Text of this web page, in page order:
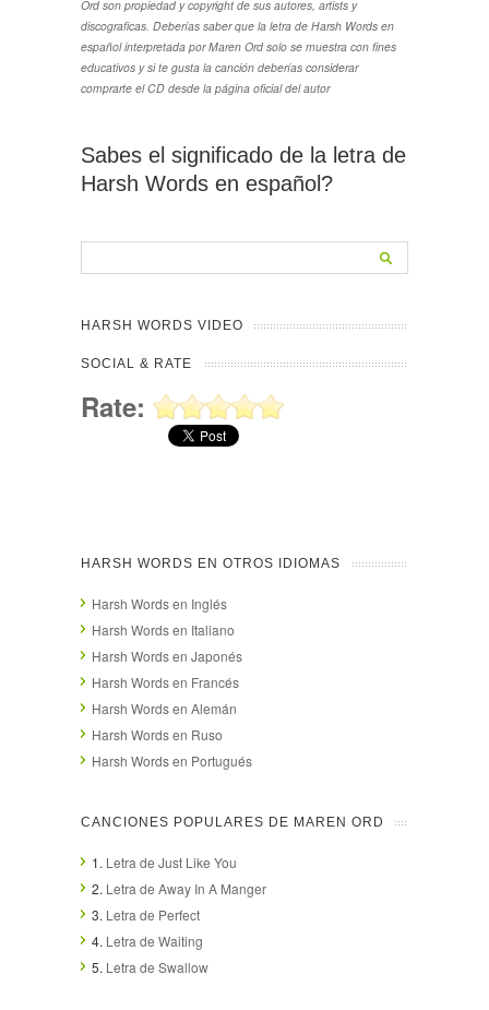
Ord son propiedad y copyright de sus autores, artists y
discograficas. Deberías saber que la letra de Harsh Words en
español interpretada por Maren Ord solo se muestra con fines
educativos y si te gusta la canción deberías considerar
comprarte el CD desde la página oficial del autor
Sabes el significado de la letra de
Harsh Words en español?
HARSH WORDS VIDEO
SOCIAL & RATE
Rate:
HARSH WORDS EN OTROS IDIOMAS
Harsh Words en Inglés
Harsh Words en Italiano
Harsh Words en Japonés
Harsh Words en Francés
Harsh Words en Alemán
Harsh Words en Ruso
Harsh Words en Portugués
CANCIONES POPULARES DE MAREN ORD
1. Letra de Just Like You
2. Letra de Away In A Manger
3. Letra de Perfect
4. Letra de Waiting
5. Letra de Swallow